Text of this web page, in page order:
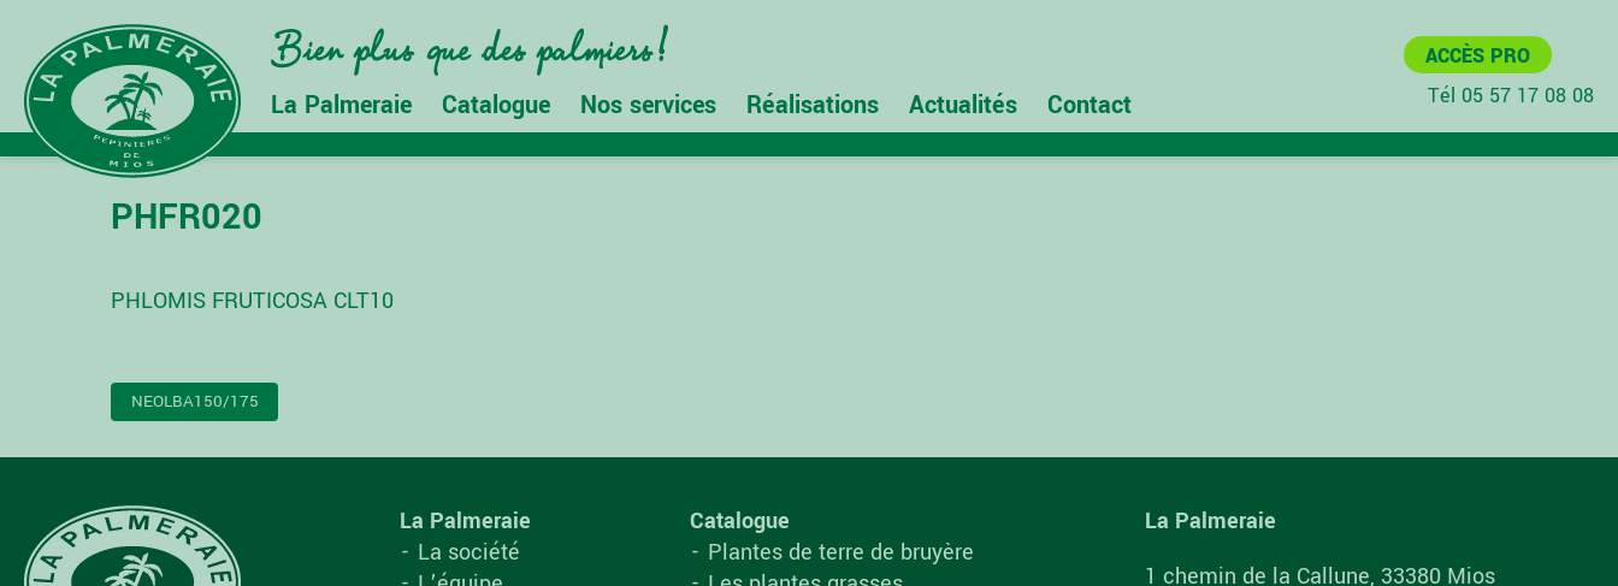
La Palmeraie Catalogue Nos services Réalisations Actualités Contact
ACCÈS PRO
Tél 05 57 17 08 08
PHFR020
PHLOMIS FRUTICOSA CLT10
NAVIGATION
NEOLBA150/175
La Palmeraie
La société
Catalogue
Plantes de terre de bruyère
La Palmeraie
1 chemin de la Callune, 33380 Mios